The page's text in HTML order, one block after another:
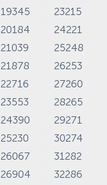
19345 23215
20184 24221
21039 25248
21878 26253
22716 27260
23553 28265
24390 29271
25230 30274
26067 31282
26904 32286